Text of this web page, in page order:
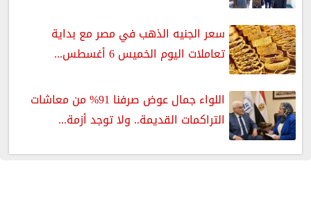
سعر الجنيه الذهب في مصر مع بداية
تعاملات اليوم الخميس 6 أغسطس...
اللواء جمال عوض صرفنا 91% من معاشات
التراكمات القديمة.. ولا توجد أزمة...